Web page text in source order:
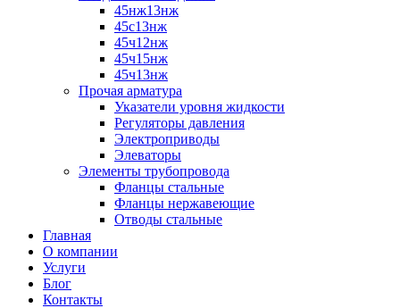
45нж13нж
45с13нж
45ч12нж
45ч15нж
45ч13нж
Прочая арматура
Указатели уровня жидкости
Регуляторы давления
Электроприводы
Элеваторы
Элементы трубопровода
Фланцы стальные
Фланцы нержавеющие
Отводы стальные
Главная
О компании
Услуги
Блог
Контакты